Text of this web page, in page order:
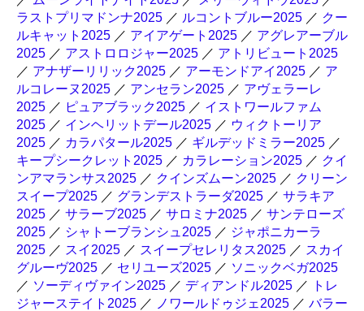
ラストプリマドンナ2025 ／ ルコントブルー2025 ／ クー
ルキャット2025 ／ アイアゲート2025 ／ アグレアーブル
2025 ／ アストロロジャー2025 ／ アトリビュート2025
／ アナザーリリック2025 ／ アーモンドアイ2025 ／ ア
ルコレーヌ2025 ／ アンセラン2025 ／ アヴェラーレ
2025 ／ ピュアブラック2025 ／ イストワールファム
2025 ／ インヘリットデール2025 ／ ウィクトーリア
2025 ／ カラパタール2025 ／ ギルデッドミラー2025 ／
キープシークレット2025 ／ カラレーション2025 ／ クイ
ンアマランサス2025 ／ クインズムーン2025 ／ クリーン
スイープ2025 ／ グランデストラーダ2025 ／ サラキア
2025 ／ サラーブ2025 ／ サロミナ2025 ／ サンテローズ
2025 ／ シャトーブランシュ2025 ／ ジャポニカーラ
2025 ／ スイ2025 ／ スイープセレリタス2025 ／ スカイ
グルーヴ2025 ／ セリユーズ2025 ／ ソニックベガ2025
／ ソーディヴァイン2025 ／ ディアンドル2025 ／
トレ
ジャーステイト2025 ／ ノワールドゥジェ2025 ／ バラー